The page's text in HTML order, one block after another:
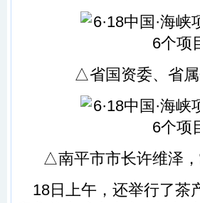
△省国资委、省
△南平市市长许维泽
18日上午，还举行了茶